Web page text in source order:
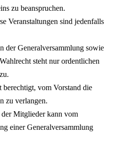
zu beanspruchen.
Veranstaltungen sind jedenfalls
Generalversammlung sowie
steht nur ordentlichen
vom Vorstand die
zu verlangen.
Mitglieder kann vom
einer Generalversammlung